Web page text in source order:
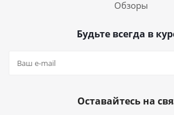
Обзоры
Будьте всегда в
Оставайтесь на